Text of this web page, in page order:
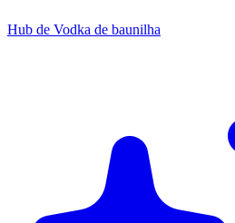
Hub de Vodka de baunilha